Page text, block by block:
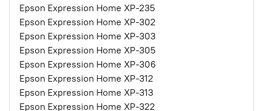
Epson Expression Home XP-235
Epson Expression Home XP-302
Epson Expression Home XP-303
Epson Expression Home XP-305
Epson Expression Home XP-306
Epson Expression Home XP-312
Epson Expression Home XP-313
Epson Expression Home XP-322